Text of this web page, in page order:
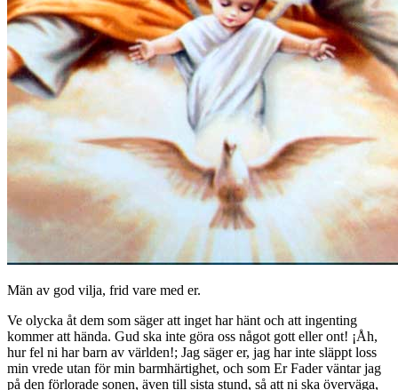
Män av god vilja, frid vare med er.
Ve olycka åt dem som säger att inget har hänt och att ingenting
kommer att hända. Gud ska inte göra oss något gott eller ont! ¡Åh,
hur fel ni har barn av världen!; Jag säger er, jag har inte släppt loss
min vrede utan för min barmhärtighet, och som Er Fader väntar jag
på den förlorade sonen, även till sista stund, så att ni ska överväga,